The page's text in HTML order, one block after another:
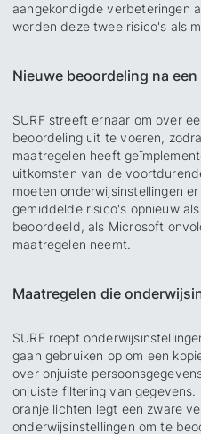
aangekondigde verbeteringen
worden deze twee risico's als
Nieuwe beoordeling na
SURF streeft ernaar om over
beoordeling uit te voeren,
maatregelen heeft
uitkomsten van de
moeten onderwijsinstellingen
gemiddelde risico's opnieuw
beoordeeld, als Microsoft
maatregelen neemt.
Maatregelen die
SURF roept
gaan gebruiken op om een
over onjuiste
onjuiste filtering van
oranje lichten legt een zware
onderwijsinstellingen om te